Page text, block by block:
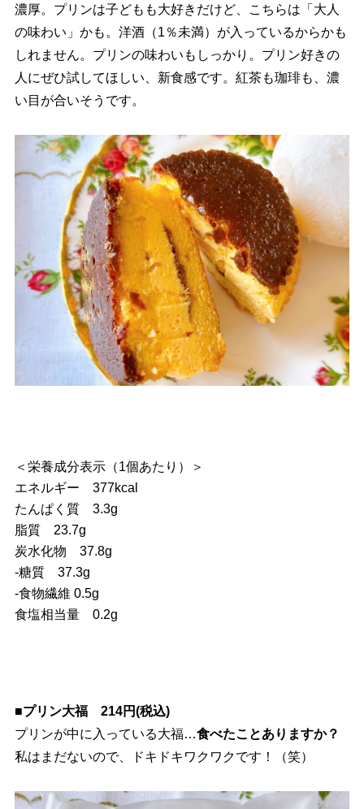
濃厚。プリンは子どもも大好きだけど、こちらは「大人
の味わい」かも。洋酒（1％未満）が入っているからかも
しれません。プリンの味わいもしっかり。プリン好きの
人にぜひ試してほしい、新食感です。紅茶も珈琲も、濃
い目が合いそうです。
＜栄養成分表示（1個あたり）＞
エネルギー 377kcal
たんぱく質 3.3g
脂質 23.7g
炭水化物 37.8g
‐糖質 37.3g
‐食物繊維 0.5g
食塩相当量 0.2g
■プリン大福 214円(税込)
プリンが中に入っている大福…食べたことありますか？
私はまだないので、ドキドキワクワクです！（笑）